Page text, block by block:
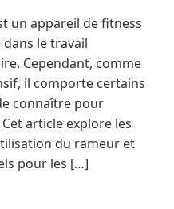
un appareil de fitness
le travail
Cependant, comme
il comporte certains
connaître pour
article explore les
du rameur et
pour les […]